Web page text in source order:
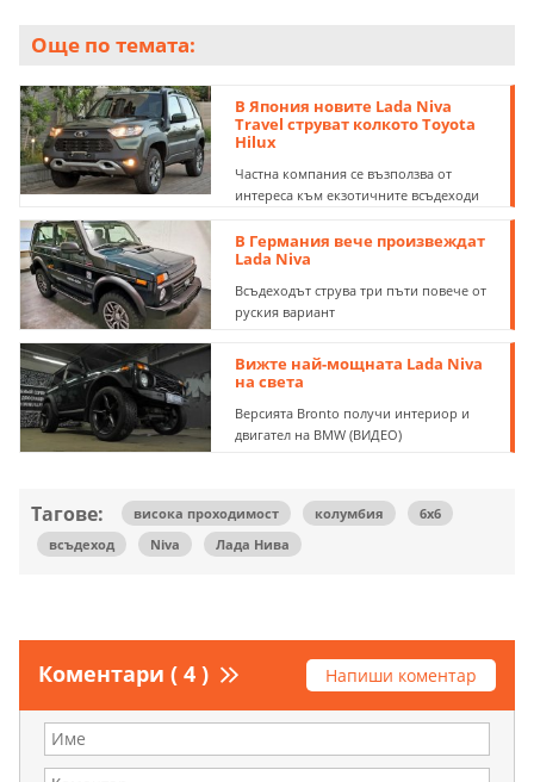
Още по темата:
В Япония новите Lada Niva
Travel струват колкото Toyota
Hilux
Частна компания се възползва от
интереса към екзотичните всъдеходи
В Германия вече произвеждат
Lada Niva
Всъдеходът струва три пъти повече от
руския вариант
Вижте най-мощната Lada Niva
на света
Версията Bronto получи интериор и
двигател на BMW (ВИДЕО)
Тагове: висока проходимост колумбия
6х6
всъдеход
Niva Лада Нива
Коментари ( 4 ) Напиши коментар